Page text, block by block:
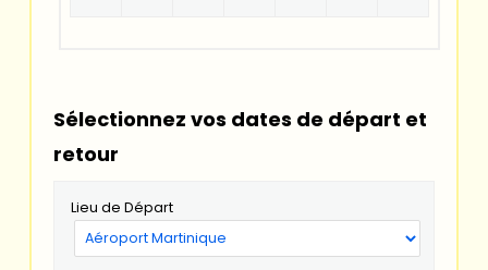
Sélectionnez vos dates de départ et
retour
Lieu de Départ